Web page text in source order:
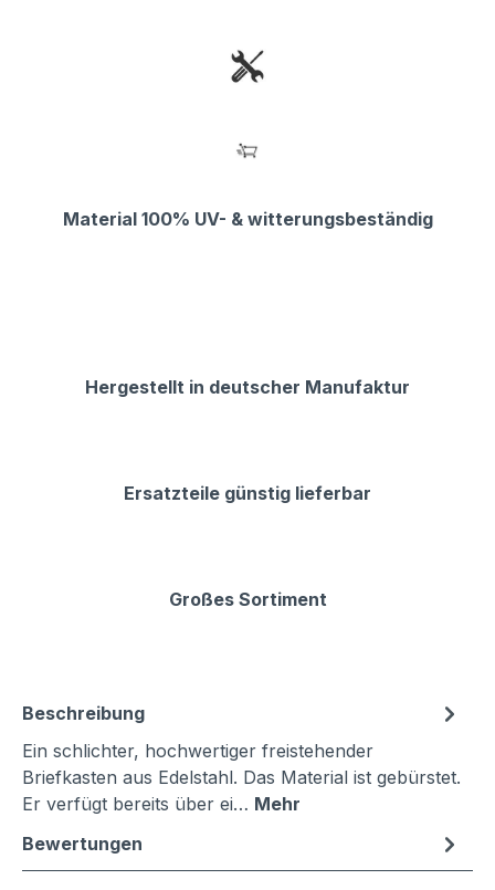
Material 100% UV- & witterungsbeständig
Hergestellt in deutscher Manufaktur
Ersatzteile günstig lieferbar
Großes Sortiment
Beschreibung
Ein schlichter, hochwertiger freistehender
Briefkasten aus Edelstahl. Das Material ist gebürstet.
Er verfügt bereits über ei… Mehr
Bewertungen